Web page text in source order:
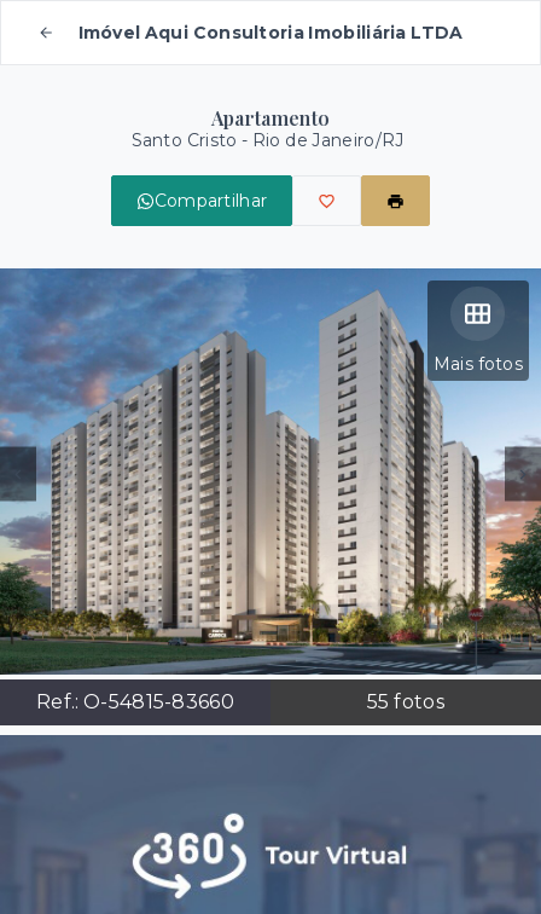
Imóvel Aqui Consultoria Imobiliária LTDA
Apartamento
Santo Cristo - Rio de Janeiro/RJ
Compartilhar
Mais fotos
Ref.:O-54815-83660 55 fotos